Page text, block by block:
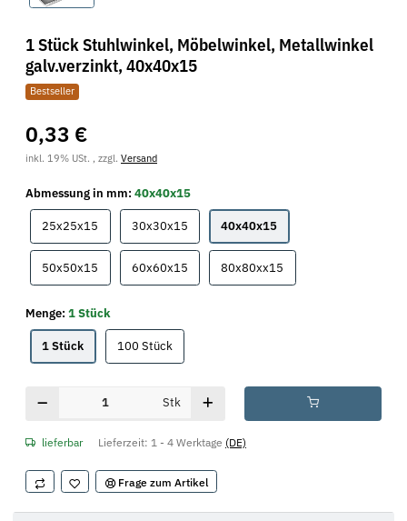
1 Stück Stuhlwinkel, Möbelwinkel, Metallwinkel
galv.verzinkt, 40x40x15
Bestseller
0,33 €
inkl. 19% USt. , zzgl. Versand
Abmessung in mm: 40x40x15
25x25x15 25x25x1530x30x1530x30x1540x40x1540x40x15
50x50x15 50x50x1560x60x1560x60x1580x80xx15
Menge: 1 Stück
1 Stück1 Stück100 Stück100 Stück
Stk
lieferbar Lieferzeit: 1 - 4 Werktage (DE)
Frage zum Artikel